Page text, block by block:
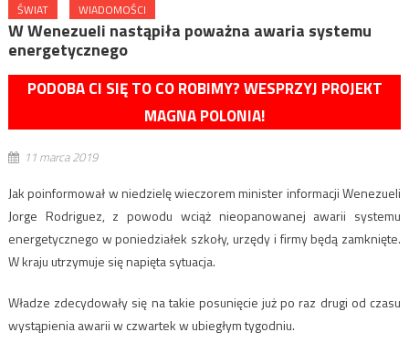
ŚWIAT WIADOMOŚCI
W Wenezueli nastąpiła poważna awaria systemu
energetycznego
PODOBA CI SIĘ TO CO ROBIMY? WESPRZYJ PROJEKT
MAGNA POLONIA!
11 marca 2019
Jak poinformował w niedzielę wieczorem minister informacji Wenezueli
Jorge Rodriguez, z powodu wciąż nieopanowanej awarii systemu
energetycznego w poniedziałek szkoły, urzędy i firmy będą zamknięte.
W kraju utrzymuje się napięta sytuacja.
Władze zdecydowały się na takie posunięcie już po raz drugi od czasu
wystąpienia awarii w czwartek w ubiegłym tygodniu.